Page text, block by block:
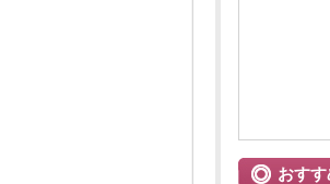
おすす